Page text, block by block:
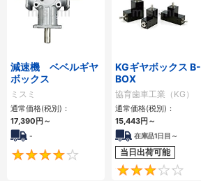
減速機 ベベルギヤ
ボックス
ミスミ
通常価格(税別)：
17,390円～
-
4
KGギヤボックス B-
BOX
協育歯車工業（KG）
通常価格(税別)：
15,443円～
在庫品1日目～
当日出荷可能